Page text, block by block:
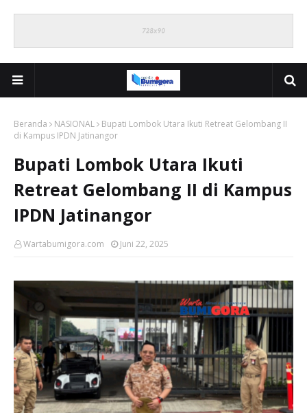
Beranda NASIONAL
Bupati Lombok Utara Ikuti Retreat Gelombang II
di Kampus IPDN Jatinangor
Bupati Lombok Utara Ikuti
Retreat Gelombang II di Kampus
IPDN Jatinangor
Wartabumigora.com Juni 22, 2025